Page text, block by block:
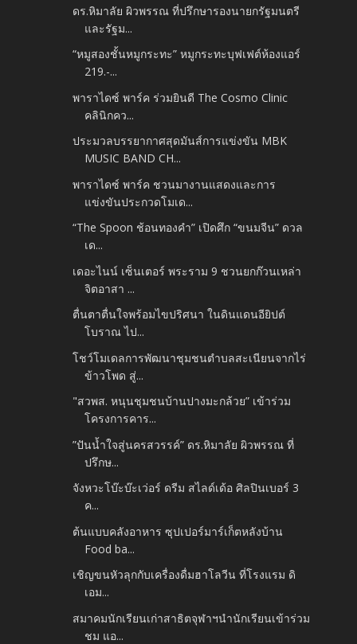
ดร.หิมาลัย ผิวพรรณ ที่ปรึกษารองนายกรัฐมนตรี
และรัฐม...
“หมูสองชั้นหมูกระทะ” หมูกระทะบุฟเฟต์ห้องแอร์
219.-...
พาราไดซ์ พาร์ค ร่วมยินดี The Cosmo Clinic
คลินิกคว...
ประมวลบรรยากาศสุดมันส์การแข่งขัน MBK
MUSIC BAND CH...
พาราไดซ์ พาร์ค ชวนมางานแสดงและการ
แข่งขันประกวดโมเด...
“The Spoon ช้อนทองคำ” เปิดศึก “ขนมจีน” ดวล
เด...
เดอะไนน์ เซ็นเตอร์ พระราม 9 ชวนยกก๊วนเหล่า
จิตอาสา ...
ตื่นตาตื่นใจพร้อมไขปริศนา ในดินแดนอียิปต์
โบราณ ไป...
โชว์โมเดลการพัฒนาชุมชนตำบลสะเนียนจากไร่
ข้าวโพด สู่...
"สวพส. หนุนชุมชนบ้านปางมะกล้วย” เข้าร่วม
โครงการคาร...
”ปันน้ำใจสู่นครสวรรค์” ดร.หิมาลัย ผิวพรรณ ที่
ปรึกษ...
จังหวะโบ๊ะบ๊ะเว่อร์ ดรีม สไลด์เด้อ ศิลปินเบอร์ 3
ค...
ต้นแบบคลังอาหาร ซุปเปอร์มาร์เก็ตหลังบ้าน
Food ba...
เชิญขนหัวลุกกับเครื่องดื่มฮาโลวีน ที่โรงแรม ดิ
เอม...
สมาคมนักเรียนเก่าสาธิตจุฬาฯนำนักเรียนเข้าร่วม
ชม แอ...